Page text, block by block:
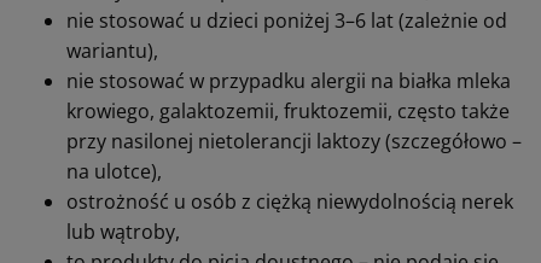
Szczególnie ważne w przypadku pacjentów:
z nowotworami głowy i szyi,
po rozległych operacjach,
z wyniszczeniem organizmu,
kiedy wyłącznie za pomocą tradycyjnej diety nie
da się dostarczyć odpowiednich ilości białka i
energii.